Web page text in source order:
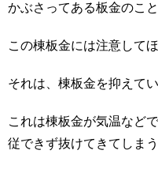
かぶさってある板金のこと
この棟板金には注意して
それは、棟板金を抑えて
これは棟板金が気温など
従できず抜けてきてしま